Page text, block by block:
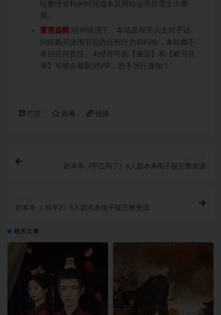
站整理资料的时间成本及网站运营所需支出费
用。
重要提醒 ∶任何情况下，本站及相关人士对于访
问或购买使用引起的任何行为和纠纷，本站概不
承担任何责任。未经许可的【搬运】和【账号共
享】可能会被取消VIP，恕不另行通知！
打赏 收藏 链接
剧本杀《甲乙丙丁》6人剧本杀电子版完整资源
剧本杀《 科举2》6人剧本杀电子版完整资源
相关文章